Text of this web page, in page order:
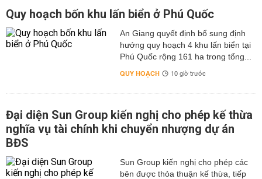
Quy hoạch bốn khu lấn biển ở Phú Quốc
An Giang quyết định bổ sung định
hướng quy hoạch 4 khu lấn biển tại
Phú Quốc rộng 161 ha trong tổng...
QUY HOẠCH 10 giờ trước
Đại diện Sun Group kiến nghị cho phép kế thừa
nghĩa vụ tài chính khi chuyển nhượng dự án
BĐS
Sun Group kiến nghị cho phép các
bên được thỏa thuận kế thừa, tiếp